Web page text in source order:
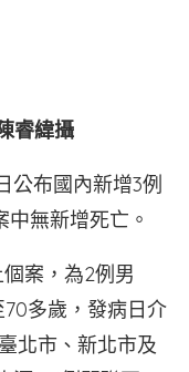
睿緯攝
公布國內新增3例
中無新增死亡。
案，為2例男
多歲，發病日介
北市、新北市及